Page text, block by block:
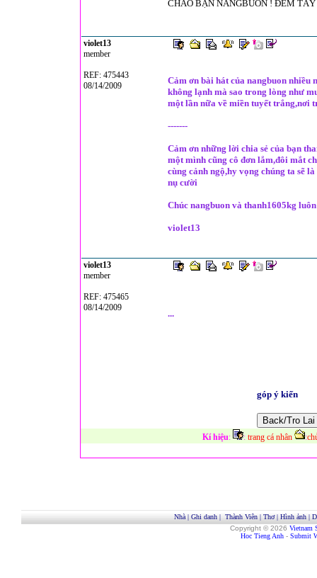
CHÀO BẠN NANGBUON ! ĐÊM
violet13
member
REF: 475443
08/14/2009
Cảm ơn bài hát của nangbuon nhiều
không lạnh mà sao trong lòng như
một lần nữa về miền tuyết trắng,nơi
-------
Cảm ơn những lời chia sẻ của bạn
một mình cũng cô đơn lắm,đôi mắt
cùng cảnh ngộ,hy vọng chúng ta sẽ
nụ cười
Chúc nangbuon và thanh1605kg
violet13
violet13
member
REF: 475465
08/14/2009
...
góp ý kiến
Kí hiệu: : trang cá nhân :
Nhà| Ghi danh| Thành Viên| Thơ| Hình ảnh|
Copyright © 2026 Vietnam
Hoc Tieng Anh - Submit